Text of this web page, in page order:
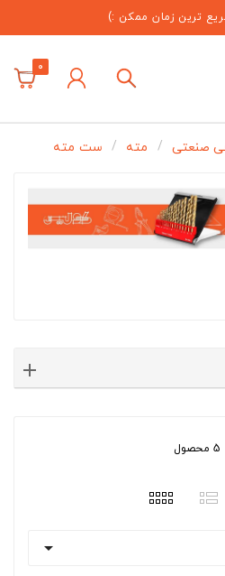
ترین زمان ممکن :)
0
صنعتی مته ست مته
5 محصول
